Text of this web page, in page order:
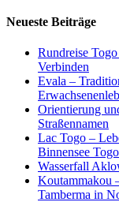
Neueste Beiträge
Rundreise
Verbinden
Evala –
Orientierung
Straßennamen
Lac Togo –
Binnensee
Wasserfall
Koutammakou
Tamberma in